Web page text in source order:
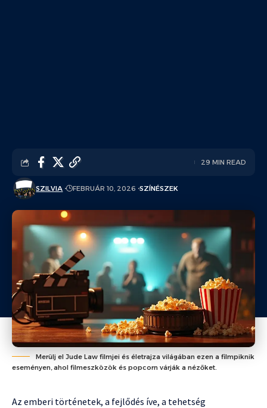
SZILVIA FEBRUÁR 10, 2026 SZÍNÉSZEK
29 MIN READ
Merülj el Jude Law filmjei és életrajza világában ezen a filmpiknik
eseményen, ahol filmeszközök és popcorn várják a nézőket.
Az emberi történetek, a fejlődés íve, a tehetség